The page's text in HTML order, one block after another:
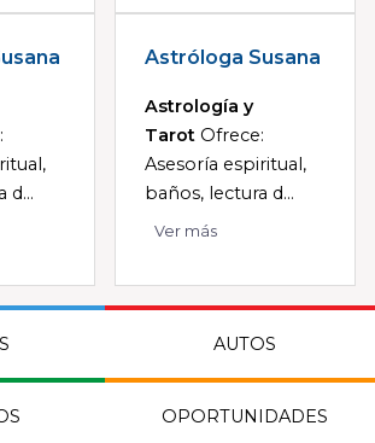
d...
Astróloga Susana
Astrología y
Tarot Ofrece:
Asesoría espiritual,
baños, lectura d...
Ver más
AUTOS
OPORTUNIDADES